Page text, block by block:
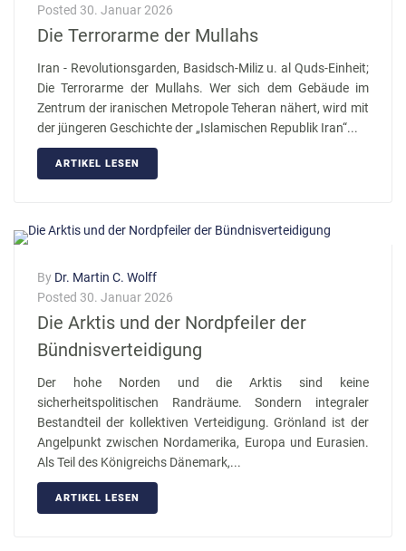
Posted 30. Januar 2026
Die Terrorarme der Mullahs
Iran - Revolutionsgarden, Basidsch-Miliz u. al Quds-Einheit;
Die Terrorarme der Mullahs. Wer sich dem Gebäude im
Zentrum der iranischen Metropole Teheran nähert, wird mit
der jüngeren Geschichte der „Islamischen Republik Iran“...
ARTIKEL LESEN
By Dr. Martin C. Wolff
Posted 30. Januar 2026
Die Arktis und der Nordpfeiler der
Bündnisverteidigung
Der hohe Norden und die Arktis sind keine
sicherheitspolitischen Randräume. Sondern integraler
Bestandteil der kollektiven Verteidigung. Grönland ist der
Angelpunkt zwischen Nordamerika, Europa und Eurasien.
Als Teil des Königreichs Dänemark,...
ARTIKEL LESEN